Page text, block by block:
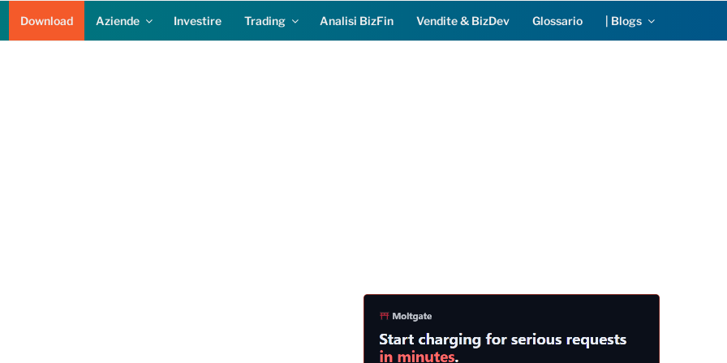
Download Aziende Investire Trading Analisi BizFin Vendite & BizDev Glossario | Blogs